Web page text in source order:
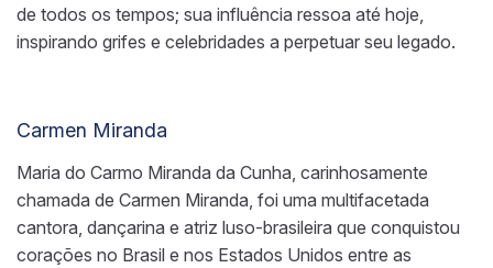
de todos os tempos; sua influência ressoa até hoje,
inspirando grifes e celebridades a perpetuar seu legado.
Carmen Miranda
Maria do Carmo Miranda da Cunha, carinhosamente
chamada de Carmen Miranda, foi uma multifacetada
cantora, dançarina e atriz luso-brasileira que conquistou
corações no Brasil e nos Estados Unidos entre as